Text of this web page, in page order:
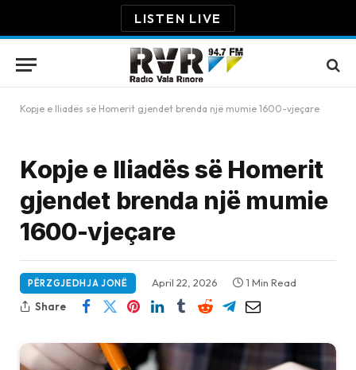
LISTEN LIVE
Kopje e Iliadës së Homerit gjendet brenda një mumie 1600-vjeçare
Kopje e Iliadës së Homerit
gjendet brenda një mumie
1600-vjeçare
PËRZGJEDHJA JONË April 22, 2026
1 Min Read
Share